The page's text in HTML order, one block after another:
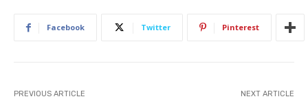
Facebook Twitter Pinterest
PREVIOUS ARTICLE NEXT ARTICLE